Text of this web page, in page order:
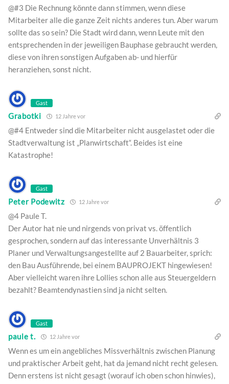
@#3 Die Rechnung könnte dann stimmen, wenn diese
Mitarbeiter alle die ganze Zeit nichts anderes tun. Aber warum
sollte das so sein? Die Stadt wird dann, wenn Leute mit den
entsprechenden in der jeweiligen Bauphase gebraucht werden,
diese von ihren sonstigen Aufgaben ab- und hierfür
heranziehen, sonst nicht.
Gast
Grabotki 12 Jahre vor
@#4 Entweder sind die Mitarbeiter nicht ausgelastet oder die
Stadtverwaltung ist „Planwirtschaft“. Beides ist eine
Katastrophe!
Gast
Peter Podewitz 12 Jahre vor
@4 Paule T.
Der Autor hat nie und nirgends von privat vs. öffentlich
gesprochen, sondern auf das interessante Unverhältnis 3
Planer und Verwaltungsangestellte auf 2 Bauarbeiter, sprich:
den Bau Ausführende, bei einem BAUPROJEKT hingewiesen!
Aber vielleicht waren ihre Lollies schon alle aus Steuergeldern
bezahlt? Beamtendynastien sind ja nicht selten.
Gast
paule t. 12 Jahre vor
Wenn es um ein angebliches Missverhältnis zwischen Planung
und praktischer Arbeit geht, hat da jemand nicht recht gelesen.
Denn erstens ist nicht gesagt (worauf ich oben schon hinwies),